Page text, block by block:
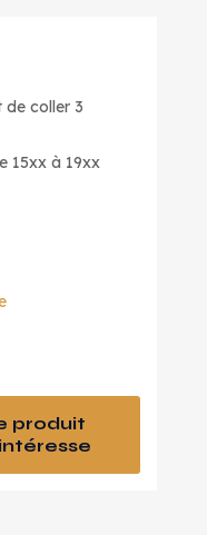
de coller 3
15xx à 19xx
produit